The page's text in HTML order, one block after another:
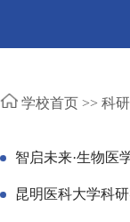
学校首页 >> 科
智启未来·生物医
昆明医科大学科